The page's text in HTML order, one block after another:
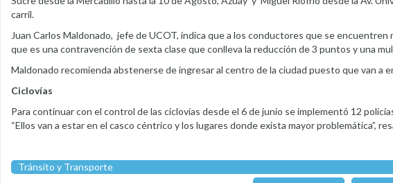
carril.
Juan Carlos Maldonado, jefe de UCOT, indica que a los conductores que se
que es una contravención de sexta clase que conlleva la reducción de 3 puntos y una
Maldonado recomienda abstenerse de ingresar al centro de la ciudad puesto que van a
Ciclovías
Para continuar con el control de las ciclovías desde el 6 de junio se implementó 12
“Ellos van a estar en el casco céntrico y los lugares donde exista mayor problemática”,
Tránsito y Transporte